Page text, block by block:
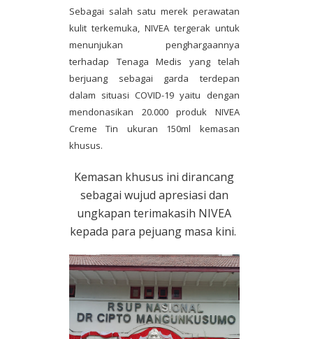
Sebagai salah satu merek perawatan
kulit terkemuka, NIVEA tergerak untuk
menunjukan penghargaannya
terhadap Tenaga Medis yang telah
berjuang sebagai garda terdepan
dalam situasi COVID-19 yaitu dengan
mendonasikan 20.000 produk NIVEA
Creme Tin ukuran 150ml kemasan
khusus.
Kemasan khusus ini dirancang
sebagai wujud apresiasi dan
ungkapan terimakasih NIVEA
kepada para pejuang masa kini.